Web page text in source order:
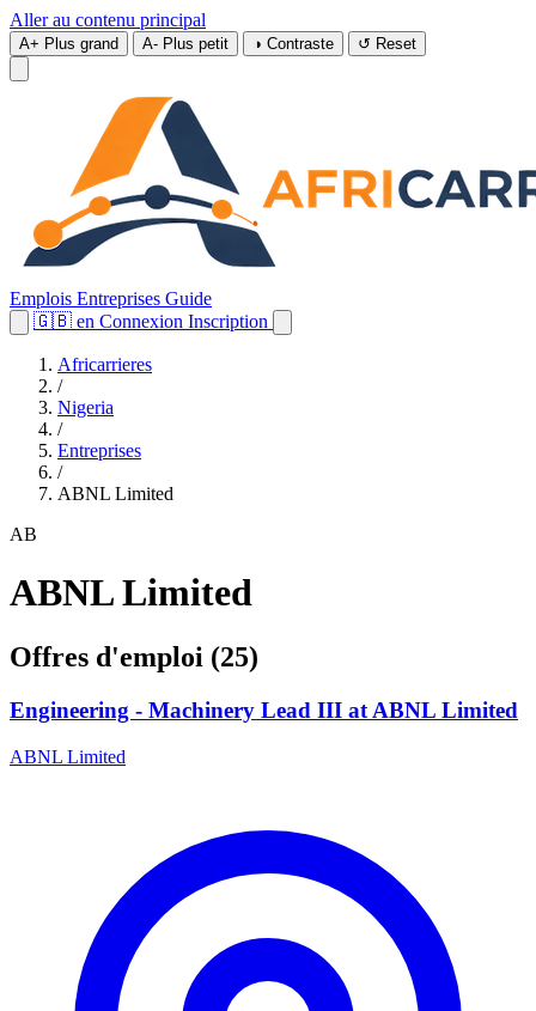
Aller au contenu principal
A+ Plus grand A- Plus petit ◑ Contraste ↺ Reset
Emplois Entreprises Guide
🇬🇧 en Connexion Inscription
Africarrieres
/
Nigeria
/
Entreprises
/
ABNL Limited
AB
ABNL Limited
Offres d'emploi (25)
Engineering - Machinery Lead III at ABNL Limited
ABNL Limited